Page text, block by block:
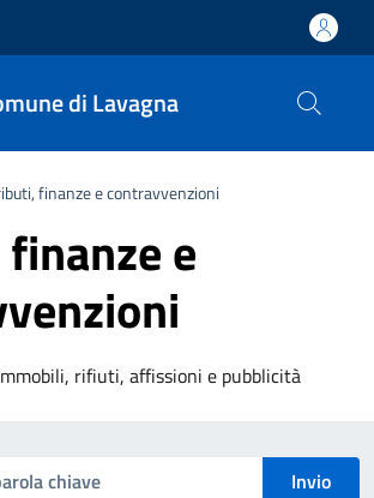
di Lavagna
finanze e contravvenzioni
e
rifiuti, affissioni e pubblicità
Invio